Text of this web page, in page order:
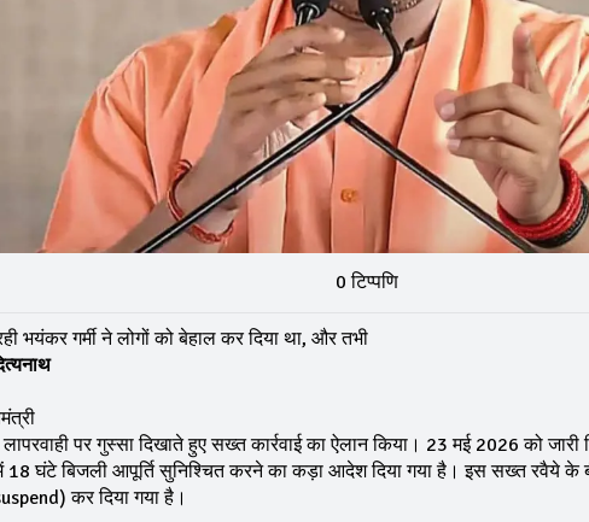
0 टिप्पणि
भयंकर गर्मी ने लोगों को बेहाल कर दिया था, और तभी
लापरवाही पर गुस्सा दिखाते हुए सख्त कार्रवाई का ऐलान किया। 23 मई 2026 को
18 घंटे बिजली आपूर्ति सुनिश्चित करने का कड़ा आदेश दिया गया है। इस सख्त रवैये के
कर दिया गया है।